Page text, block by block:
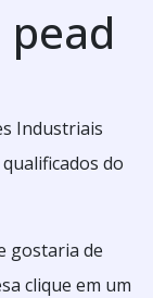
Industriais
do
gostaria de
clique em um